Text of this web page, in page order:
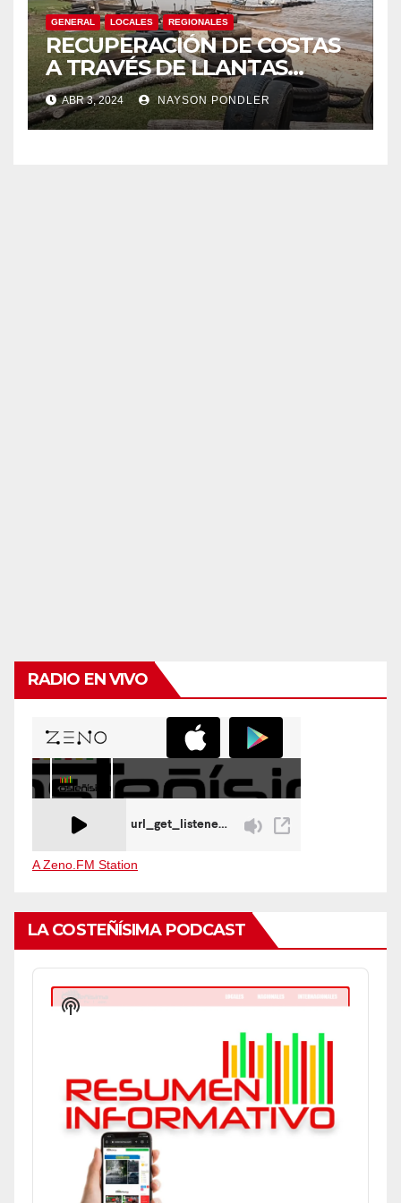
GENERAL LOCALES REGIONALES
RECUPERACIÓN DE COSTAS
A TRAVÉS DE LLANTAS
RECICLADAS
ABR 3, 2024 NAYSON PONDLER
RADIO EN VIVO
A Zeno.FM Station
LA COSTEÑÍSIMA PODCAST
Audio
Player
Show
Podcast